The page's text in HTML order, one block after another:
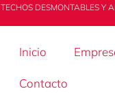
DESMONTABLES Y
Inicio
Contacto